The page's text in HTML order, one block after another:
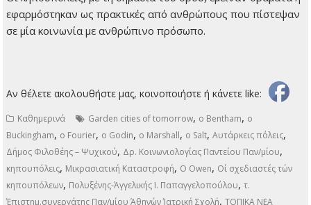
εφαρμόστηκαν ως πρακτικές από ανθρώπους που πίστεψαν
σε μία κοινωνία με ανθρώπινο πρόσωπο.
Αν θέλετε ακολουθήστε μας, κοινοποιήστε ή κάνετε like:
Καθημερινά Garden cities of tomorrow, o Bentham, o
Buckingham, o Fourier, o Godin, o Marshall, o Salt,Αυτάρκεις πόλεις,
Δήμος Φιλοθέης – Ψυχικού, Δρ. Κοινωνιολογίας Παντείου Παν/μίου,
κηπουπόλεις, Μικρασιατική Καταστροφή, Ο Owen, Οί σχεδιαστές τών
κηπουπόλεων, Πολυξένης-Άγγελικής Ι. Παπαγγελοπούλου,τ.
Έπιστημ.συνεργάτης Παν/μίου Άθηνών Ίατρική Σχολή,ΤΟΠΙΚΑ ΝΕΑ